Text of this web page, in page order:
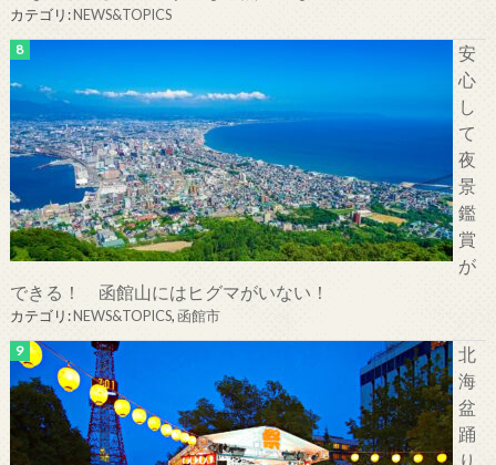
カテゴリ:NEWS&TOPICS
安
心
し
て
夜
景
鑑
賞
が
できる！ 函館山にはヒグマがいない！
カテゴリ:NEWS&TOPICS,函館市
北
海
盆
踊
り